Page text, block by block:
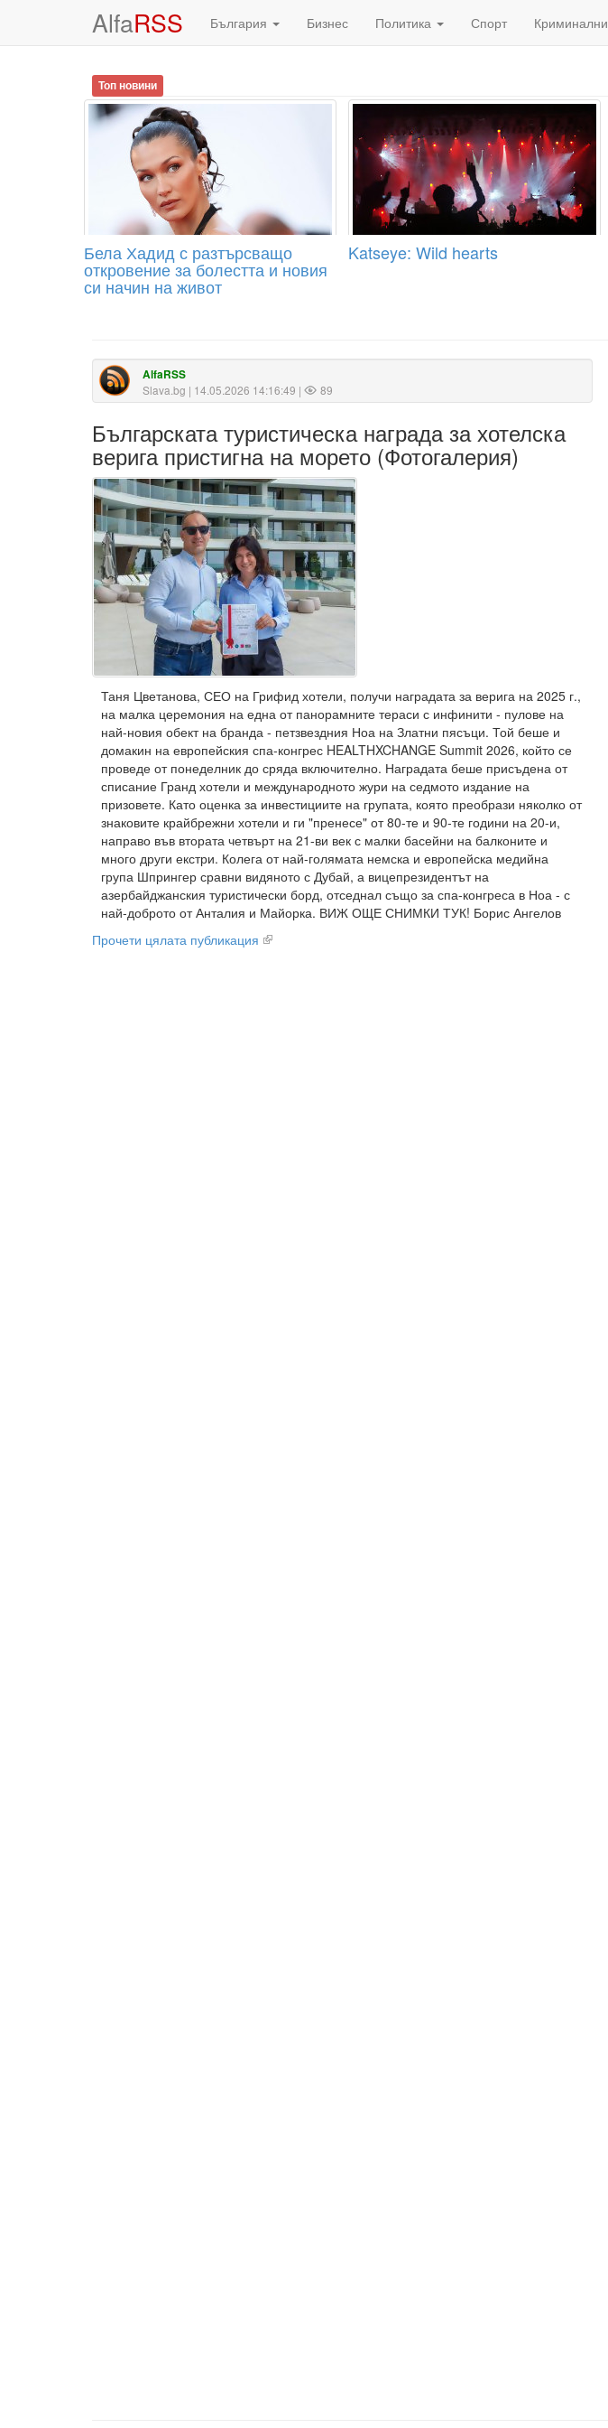
AlfaRSS България Бизнес Политика Спорт Криминални
Топ новини
Бела Хадид с разтърсващо
откровение за болестта и новия
си начин на живот
Katseye: Wild hearts
AlfaRSS
Slava.bg | 14.05.2026 14:16:49 | 89
Българската туристическа награда за хотелска
верига пристигна на морето (Фотогалерия)
Таня Цветанова, СЕО на Грифид хотели, получи наградата за верига на 2025 г.,
на малка церемония на една от панорамните тераси с инфинити - пулове на
най-новия обект на бранда - петзвездния Ноа на Златни пясъци. Той беше и
домакин на европейския спа-конгрес HEALTHXCHANGE Summit 2026, който се
проведе от понеделник до сряда включително. Наградата беше присъдена от
списание Гранд хотели и международното жури на седмото издание на
призовете. Като оценка за инвестициите на групата, която преобрази няколко от
знаковите крайбрежни хотели и ги "пренесе" от 80-те и 90-те години на 20-и,
направо във втората четвърт на 21-ви век с малки басейни на балконите и
много други екстри. Колега от най-голямата немска и европейска медийна
група Шпрингер сравни видяното с Дубай, а вицепрезидентът на
азербайджанския туристически борд, отседнал също за спа-конгреса в Ноа - с
най-доброто от Анталия и Майорка. ВИЖ ОЩЕ СНИМКИ ТУК! Борис Ангелов
Прочети цялата публикация